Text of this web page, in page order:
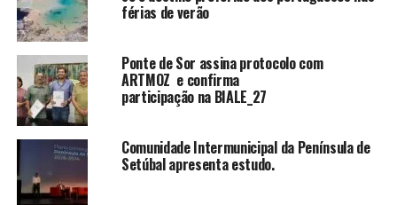
férias de verão
Ponte de Sor assina protocolo com
ARTMOZ e confirma
participação na BIALE_27
Comunidade Intermunicipal da Península de
Setúbal apresenta estudo.